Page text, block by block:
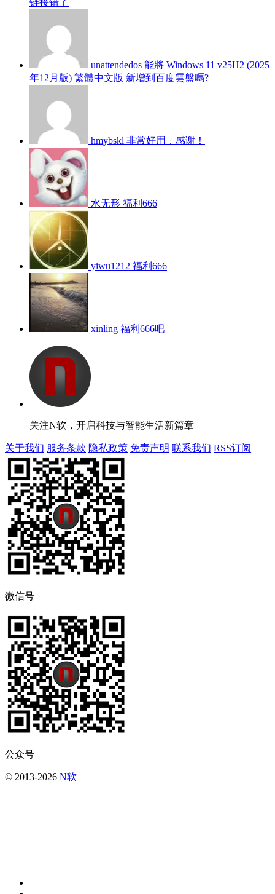
链接错了
unattendedos 能將 Windows 11 v25H2 (2025
年12月版) 繁體中文版 新增到百度雲盤嗎?
hmybskl 非常好用，感谢！
水无形 福利666
yiwu1212 福利666
xinling 福利666吧
关注N软，开启科技与智能生活新篇章
关于我们 服务条款 隐私政策 免责声明 联系我们 RSS订阅
微信号
公众号
© 2013-2026 N软